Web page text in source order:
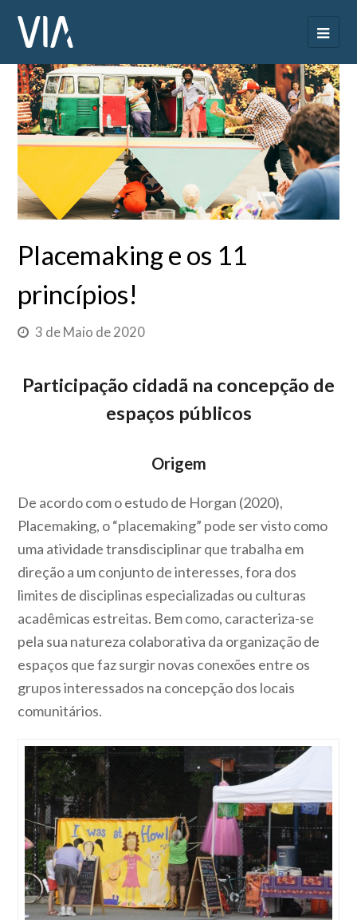
Placemaking e os 11
princípios!
3 de Maio de 2020
Participação cidadã na concepção de
espaços públicos
Origem
De acordo com o estudo de Horgan (2020),
Placemaking, o “placemaking” pode ser visto como
uma atividade transdisciplinar que trabalha em
direção a um conjunto de interesses, fora dos
limites de disciplinas especializadas ou culturas
acadêmicas estreitas. Bem como, caracteriza-se
pela sua natureza colaborativa da organização de
espaços que faz surgir novas conexões entre os
grupos interessados na concepção dos locais
comunitários.